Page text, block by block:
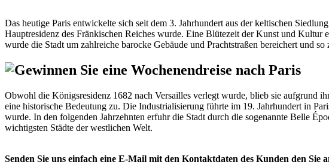
Das heutige Paris entwickelte sich seit dem 3. Jahrhundert aus der keltischen
Hauptresidenz des Fränkischen Reiches wurde. Eine Blütezeit der Kunst und
wurde die Stadt um zahlreiche barocke Gebäude und Prachtstraßen bereichert und
Obwohl die Königsresidenz 1682 nach Versailles verlegt wurde, blieb sie aufgrund
eine historische Bedeutung zu. Die Industrialisierung führte im 19. Jahrhundert in
wurde. In den folgenden Jahrzehnten erfuhr die Stadt durch die sogenannte Belle
wichtigsten Städte der westlichen Welt.
Senden Sie uns einfach eine E-Mail mit den Kontaktdaten des Kunden den Sie